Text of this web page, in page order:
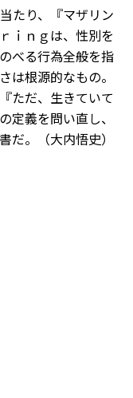
たり、『マザリン
ｉｎｇは、性別を
べる行為全般を指
は根源的なもの。
ただ、生きていて
定義を問い直し、
だ。（大内悟史）